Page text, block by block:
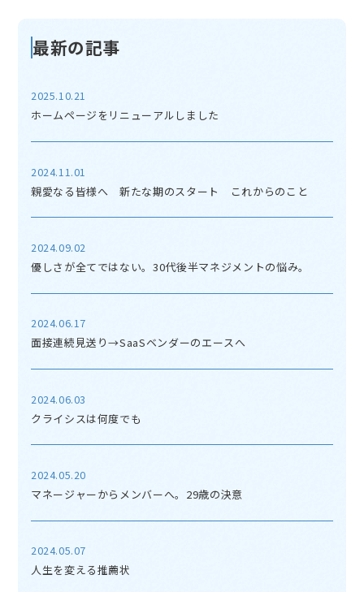
最新の記事
2025.10.21
ホームページをリニューアルしました
2024.11.01
親愛なる皆様へ 新たな期のスタート これからのこと
2024.09.02
優しさが全てではない。30代後半マネジメントの悩み。
2024.06.17
面接連続見送り→SaaSベンダーのエースへ
2024.06.03
クライシスは何度でも
2024.05.20
マネージャーからメンバーへ。29歳の決意
2024.05.07
人生を変える推薦状